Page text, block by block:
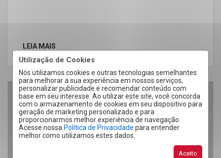
Utilização de Cookies
Nós utilizamos cookies e outras tecnologias semelhantes
para melhorar a sua experiência em nossos serviços,
personalizar publicidade e recomendar conteúdo com
base em seu interesse. Ao utilizar este site, você concorda
com o armazenamento de cookies em seu dispositivo para
geração de marketing personalizado e para
proporcionarmos melhor experiência de navegação.
Acesse nossa Política de Privacidade para entender
melhor como utilizamos estes dados.
Aceito
LEIA MAIS
01
Jun